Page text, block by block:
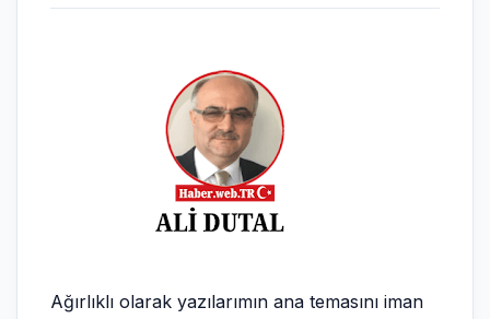
Ağırlıklı olarak yazılarımın ana temasını iman